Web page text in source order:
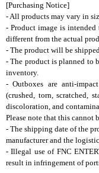
[Purchasing Notice]
- All products may vary in
- Product image is
different from the actual
- The product will be
- The product is planned to
inventory.
- Outboxes are anti-
(crushed, torn, scratched,
discoloration, and
Please note that this cannot
- The shipping date of the
manufacturer and the
- Illegal use of FNC
result in infringement of